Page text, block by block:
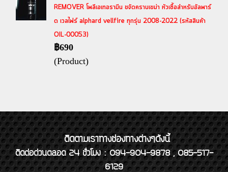
REMOVER โพลีเอเทอรามีน ขจัดคราบเขม่า หัวเชื้อสำหรับอัลพาร์
ด เวลไฟร์ alphard vellfire ทุกรุ่น 2008-2022 (รหัสสินค้า
OIL-00053)
฿690
(Product)
ติดตามเราทางช่องทางต่างๆดังนี้
ติดต่อด่วนตลอด 24 ชั่วโมง : 094-904-9878 , 085-517-
6129